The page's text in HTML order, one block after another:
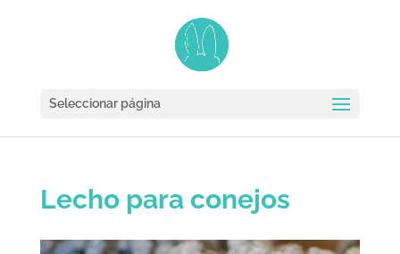
Seleccionar página
Lecho para conejos